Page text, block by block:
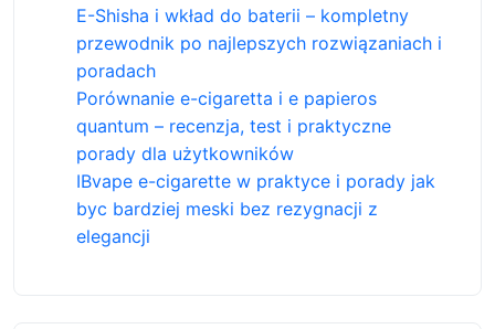
E-Shisha i wkład do baterii – kompletny
przewodnik po najlepszych rozwiązaniach i
poradach
Porównanie e-cigaretta i e papieros
quantum – recenzja, test i praktyczne
porady dla użytkowników
IBvape e-cigarette w praktyce i porady jak
byc bardziej meski bez rezygnacji z
elegancji